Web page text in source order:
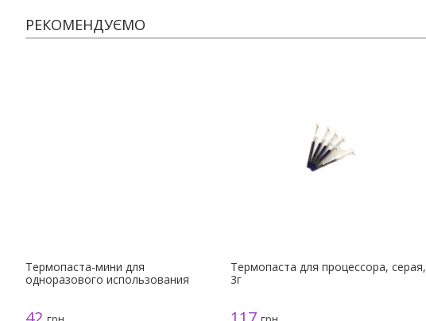
РЕКОМЕНДУЄМО
Термопаста-мини для
одноразового использования
Термопаста для процессора, серая,
3г